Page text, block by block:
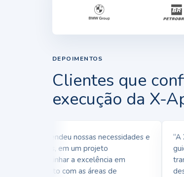
DEPOIMENTOS
Clientes que
execução da X-
X-Apps entendeu nossas necessidades e
em um projeto
alinhar a excelência em
com as áreas de
“A